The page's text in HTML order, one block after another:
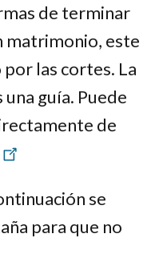
de terminar
matrimonio, este
las cortes. La
guía. Puede
de
se
para que no